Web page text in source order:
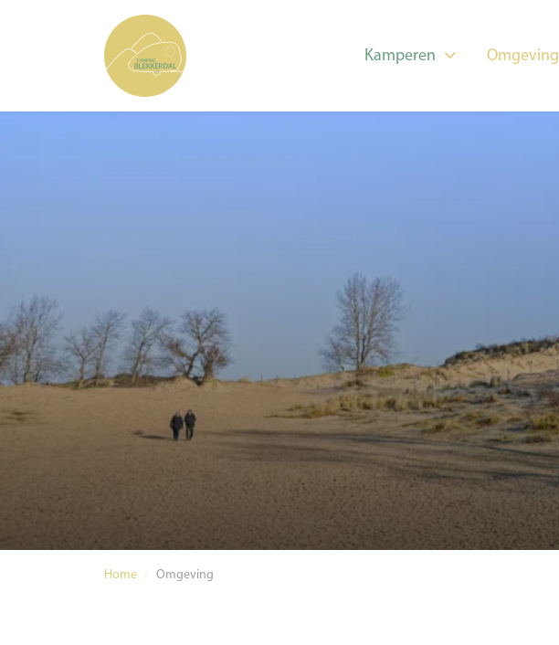
Kamperen Omgeving
Home Omgeving